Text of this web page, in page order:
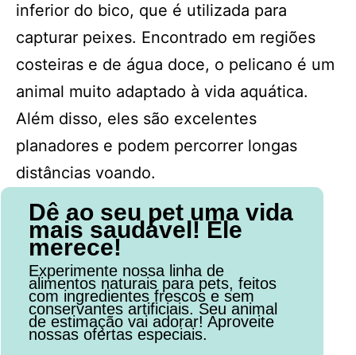
inferior do bico, que é utilizada para
capturar peixes. Encontrado em regiões
costeiras e de água doce, o pelicano é um
animal muito adaptado à vida aquática.
Além disso, eles são excelentes
planadores e podem percorrer longas
distâncias voando.
Dê ao seu pet uma vida
mais saudável! Ele
merece!
Experimente nossa linha de
alimentos naturais para pets, feitos
com ingredientes frescos e sem
conservantes artificiais. Seu animal
de estimação vai adorar! Aproveite
nossas ofertas especiais.